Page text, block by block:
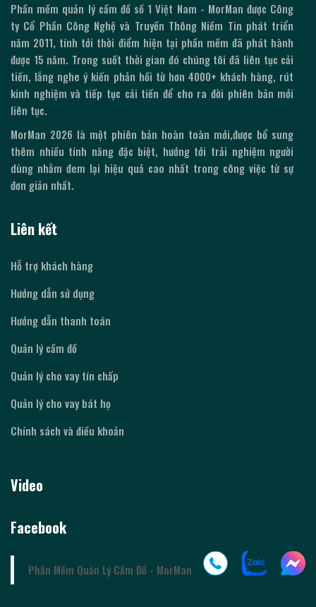
Phần mềm quản lý cầm đồ số 1 Việt Nam - MorMan được Công
ty Cổ Phần Công Nghệ và Truyền Thông Niềm Tin phát triển
năm 2011, tính tới thời điểm hiện tại phần mềm đã phát hành
được 15 năm. Trong suốt thời gian đó chúng tôi đã liên tục cải
tiến, lắng nghe ý kiến phản hồi từ hơn 4000+ khách hàng, rút
kinh nghiệm và tiếp tục cải tiến để cho ra đời phiên bản mới
liên tục.
MorMan 2026 là một phiên bản hoàn toàn mới,được bổ sung
thêm nhiều tính năng đặc biệt, hướng tới trải nghiệm người
dùng nhằm đem lại hiệu quả cao nhất trong công việc từ sự
đơn giản nhất.
Liên kết
Hỗ trợ khách hàng
Hướng dẫn sử dụng
Hướng dẫn thanh toán
Quản lý cầm đồ
Quản lý cho vay tín chấp
Quản lý cho vay bát họ
Chính sách và điều khoản
Video
Facebook
Phần Mềm Quản Lý Cầm Đồ - MorMan